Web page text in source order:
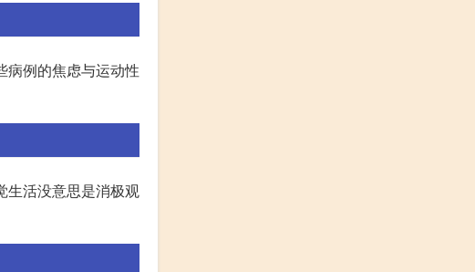
病例的焦虑与运动性
生活没意思是消极观